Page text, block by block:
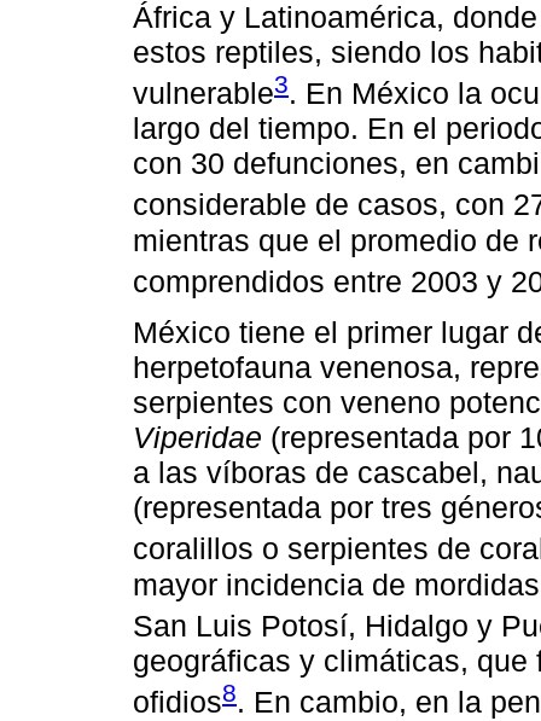
África y Latinoamérica,
estos reptiles, siendo los
vulnerable3. En México la
largo del tiempo. En el
con 30 defunciones, en
considerable de casos, con
mientras que el promedio de
comprendidos entre 2003 y
México tiene el primer lugar
herpetofauna venenosa,
serpientes con veneno
Viperidae (representada por
a las víboras de cascabel,
(representada por tres
coralillos o serpientes de
mayor incidencia de
San Luis Potosí, Hidalgo y
geográficas y climáticas,
ofidios8. En cambio, en la